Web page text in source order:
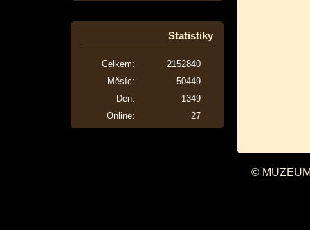
Statistiky
Online: 27
Celkem:
2152840
Měsíc:
50449
Den:
1349
©